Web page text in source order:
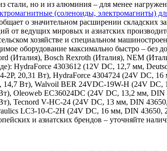
стали, но и из алюминия – для менее
(соленоиды, электромагниты)
о значительном расширении складских
от ведущих мировых и азиатских
хозяйстве и специальном
оборудование максимально быстро –
(Италия), Bosch Rexroth (Италия), NEM
HydraForce 4303612 (12V DC, 12,7 мм,
2P, 20,31 Вт), HydraForce 4304724 (24V DC,
Вт), Walvoil BER 24VDC-19W-H (24V
Oleoweb EC36024DC (24V DC, 13,2 мм,
Tecnord V-HC-24 (24V DC, 13 мм, DIN
LC3-10-C-2H (24V DC, 16 мм, DIN
и азиатских брендов – уточняйте